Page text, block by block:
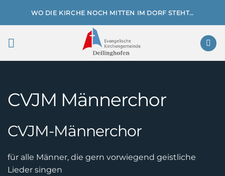
WO DIE KIRCHE NOCH MITTEN IM DORF STEHT…
CVJM Männerchor
CVJM-Männerchor
für alle Männer, die gern vorwiegend geistliche
Lieder singen